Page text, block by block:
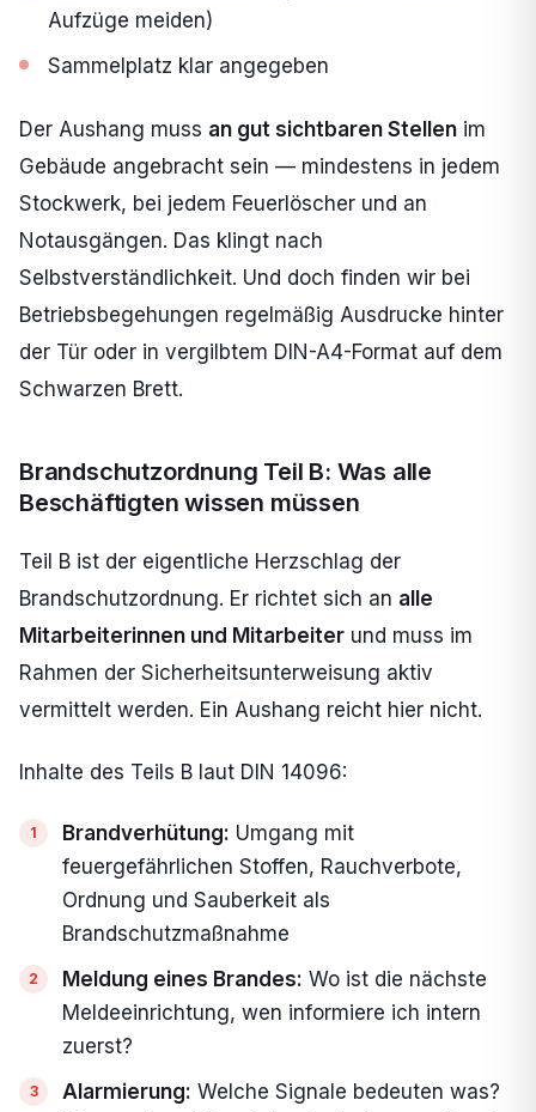
Aufzüge meiden)
Sammelplatz klar angegeben
Der Aushang muss an gut sichtbaren Stellen im
Gebäude angebracht sein — mindestens in jedem
Stockwerk, bei jedem Feuerlöscher und an
Notausgängen. Das klingt nach
Selbstverständlichkeit. Und doch finden wir bei
Betriebsbegehungen regelmäßig Ausdrucke hinter
der Tür oder in vergilbtem DIN-A4-Format auf dem
Schwarzen Brett.
Brandschutzordnung Teil B: Was alle
Beschäftigten wissen müssen
Teil B ist der eigentliche Herzschlag der
Brandschutzordnung. Er richtet sich an alle
Mitarbeiterinnen und Mitarbeiter und muss im
Rahmen der Sicherheitsunterweisung aktiv
vermittelt werden. Ein Aushang reicht hier nicht.
Inhalte des Teils B laut DIN 14096:
Brandverhütung: Umgang mit
feuergefährlichen Stoffen, Rauchverbote,
Ordnung und Sauberkeit als
Brandschutzmaßnahme
Meldung eines Brandes: Wo ist die nächste
Meldeeinrichtung, wen informiere ich intern
zuerst?
Alarmierung: Welche Signale bedeuten was?